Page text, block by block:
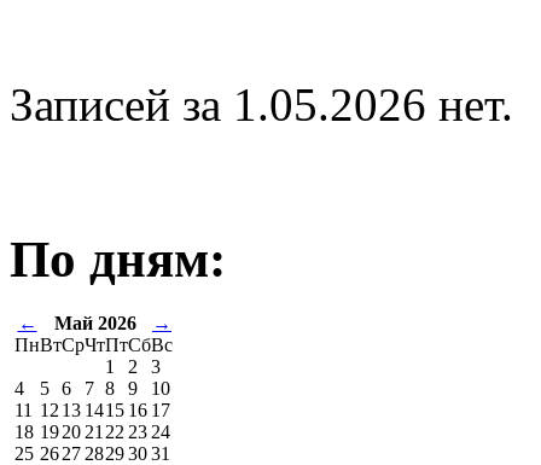
Записей за 1.05.2026 нет.
По дням:
← Май 2026
→
ПнВтСрЧтПтСбВс
1
2
3
4
5 6 7 8 9
10
11 12 13 1415 16 17
18 1920 21 22 23 24
25 2627 28293031